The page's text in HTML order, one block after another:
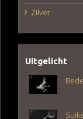
Zilver
Uitgelicht